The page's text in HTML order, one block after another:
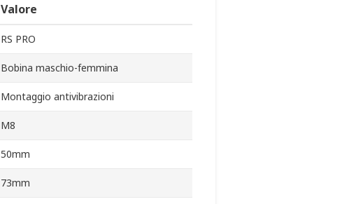
Valore
RS PRO
Bobina maschio-femmina
Montaggio antivibrazioni
M8
50mm
73mm